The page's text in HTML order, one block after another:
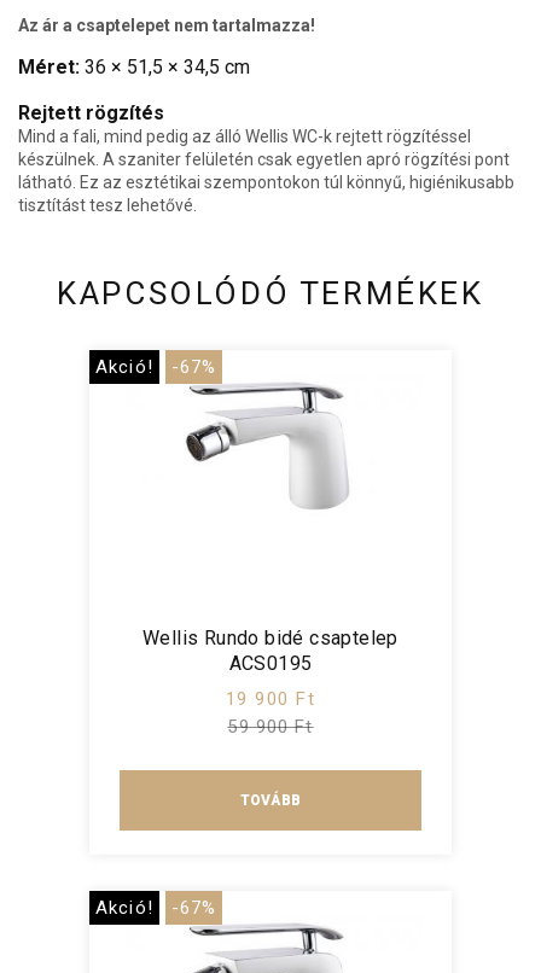
Az ár a csaptelepet nem tartalmazza!
Méret: 36 × 51,5 × 34,5 cm
Rejtett rögzítés
Mind a fali, mind pedig az álló Wellis WC-k rejtett rögzítéssel
készülnek. A szaniter felületén csak egyetlen apró rögzítési pont
látható. Ez az esztétikai szempontokon túl könnyű, higiénikusabb
tisztítást tesz lehetővé.
KAPCSOLÓDÓ TERMÉKEK
Akció! -67%
Wellis Rundo bidé csaptelep
ACS0195
19 900 Ft
59 900 Ft
TOVÁBB
Akció! -67%